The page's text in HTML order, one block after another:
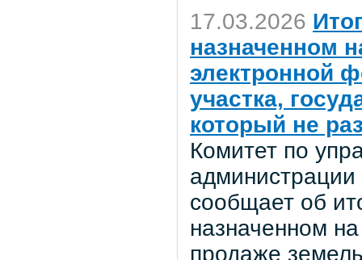
17.03.2026
назначенном
электронной
участка,
который не
Комитет по
администрации
сообщает об
назначенном
продаже